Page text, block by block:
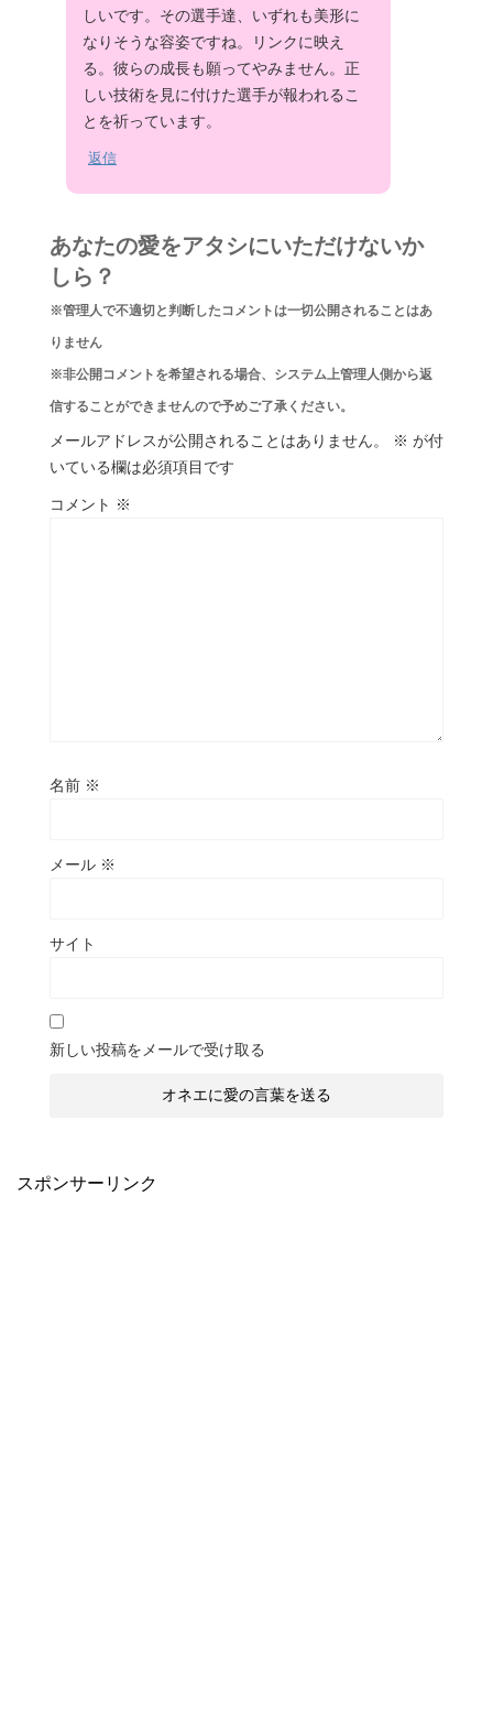
しいです。その選手達、いずれも美形に
なりそうな容姿ですね。リンクに映え
る。彼らの成長も願ってやみません。正
しい技術を見に付けた選手が報われるこ
とを祈っています。
返信
あなたの愛をアタシにいただけないか
しら？
※管理人で不適切と判断したコメントは一切公開されることはあ
りません
※非公開コメントを希望される場合、システム上管理人側から返
信することができませんので予めご了承ください。
メールアドレスが公開されることはありません。 ※ が付
いている欄は必須項目です
コメント ※
名前 ※
メール ※
サイト
新しい投稿をメールで受け取る
スポンサーリンク